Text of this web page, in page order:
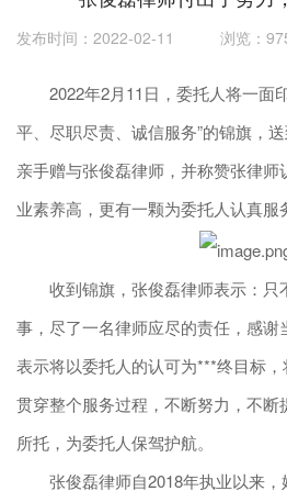
发布时间：2022-02-11 浏览：
2022年2月11日，委托人将一面
平、尽职尽责、诚信服务”的锦旗，
亲手赠与张俊磊律师，并称赞张律
业素养高，更有一颗为委托人认真服
收到锦旗，张俊磊律师表示：只
事，尽了一名律师应尽的责任，感
表示将以委托人的认可为***终目标
贯穿整个服务过程，不断努力，不断
所托，为委托人保驾护航。
张俊磊律师自2018年执业以来，